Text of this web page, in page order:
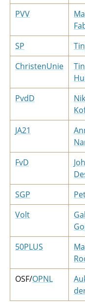
PVV
SP
ChristenUnie
PvdD
JA21
FvD
SGP
Volt
50PLUS
OSF/OPNL